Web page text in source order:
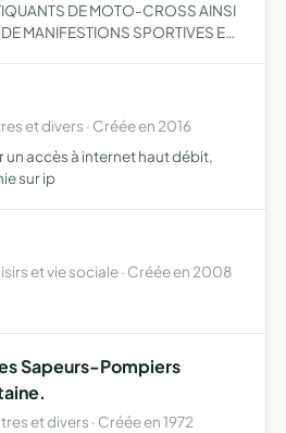
DE MOTO-CROSS AINSI
MANIFESTIONS SPORTIVES ET
et divers · Créée en 2016
accès à internet haut débit,
sur ip
et vie sociale · Créée en 2008
Sapeurs-Pompiers
et divers · Créée en 1972